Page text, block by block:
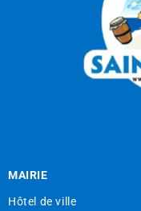
MAIRIE
Hôtel de ville